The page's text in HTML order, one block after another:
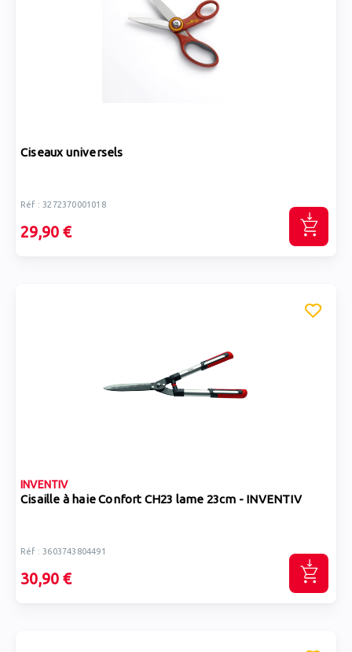
Ciseaux universels
Réf : 3272370001018
29,90 €
INVENTIV
Cisaille à haie Confort CH23 lame 23cm - INVENTIV
Réf : 3603743804491
30,90 €